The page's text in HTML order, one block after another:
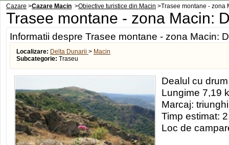
Cazare >Cazare Macin >Obiective turistice din Macin >Trasee montane - zona
Trasee montane - zona Macin:
Informatii despre Trasee montane - zona Macin:
Localizare: Delta Dunarii > Macin
Subcategorie: Traseu
Dealul cu drum
Lungime 7,19
Marcaj:
Timp estimat:
Loc de